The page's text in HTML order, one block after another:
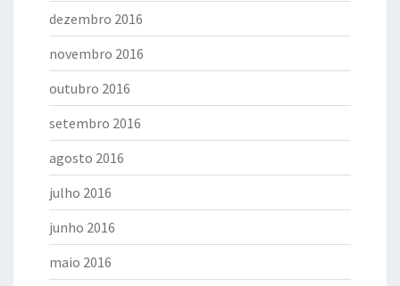
dezembro 2016
novembro 2016
outubro 2016
setembro 2016
agosto 2016
julho 2016
junho 2016
maio 2016